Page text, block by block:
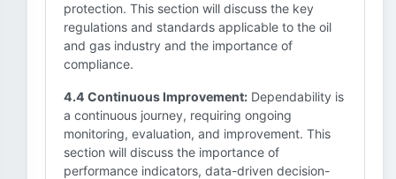
protection. This section will discuss the key
regulations and standards applicable to the oil
and gas industry and the importance of
compliance.
4.4 Continuous Improvement: Dependability is
a continuous journey, requiring ongoing
monitoring, evaluation, and improvement. This
section will discuss the importance of
performance indicators, data-driven decision-